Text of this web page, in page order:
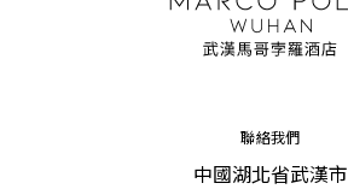
聯絡我們
中國湖北省武漢市